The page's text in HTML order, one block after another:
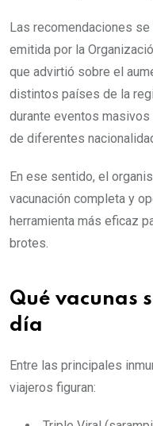
Las recomendaciones
emitida por la
que advirtió sobre el
distintos países de la
durante eventos
de diferentes
En ese sentido, el
vacunación completa y
herramienta más eficaz
brotes.
Qué vacunas
día
Entre las principales
viajeros figuran: